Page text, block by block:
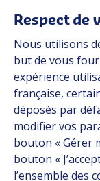
Marchés
Solutions
Ressources
À propos
Carrière
Contact
Suivez-nous
Respect de
Nous utilisons
but de vous
expérience
française,
déposés par
modifier vos
bouton « Gérer
bouton «
l’ensemble des